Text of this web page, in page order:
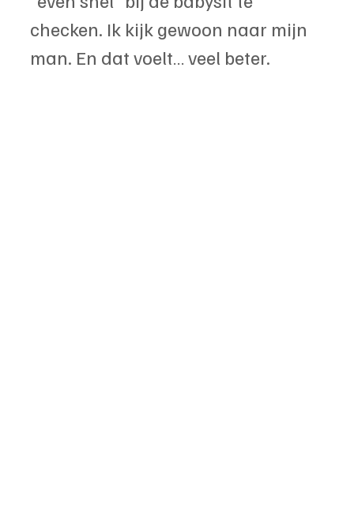
checken. Ik kijk gewoon naar mijn
man. En dat voelt… veel beter.